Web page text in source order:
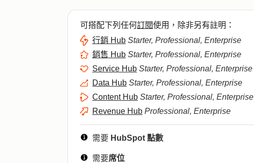
可搭配下列任何訂閱使用，除非另有註明：
行銷 Hub Starter, Professional, Enterprise
銷售 Hub Starter, Professional, Enterprise
Service Hub Starter, Professional, Enterprise
Data Hub Starter, Professional, Enterprise
Content Hub Starter, Professional, Enterprise
Revenue Hub Professional, Enterprise
需要 HubSpot 點數
需要席位